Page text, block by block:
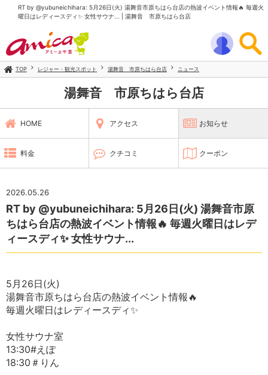
RT by @yubuneichihara: 5月26日(火) 湯舞音市原ちはら台店の熱波イベント情報🔥 毎週火
曜日はレディースディ✨️ 女性サウナ... | 湯舞音 市原ちはら台店
TOP レジャー・観光スポット 湯舞音 市原ちはら台店 ニュース
湯舞音 市原ちはら台店
HOME アクセス お知らせ
料金 クチコミ クーポン
2026.05.26
RT by @yubuneichihara: 5月26日(火) 湯舞音市原
ちはら台店の熱波イベント情報🔥 毎週火曜日はレデ
ィースディ✨️ 女性サウナ...
5月26日(火)
湯舞音市原ちはら台店の熱波イベント情報🔥
毎週火曜日はレディースディ✨️
女性サウナ室
13:30#えぽ
18:30＃りん